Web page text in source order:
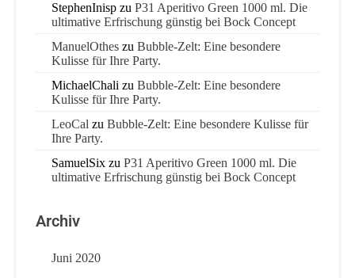
StephenInisp zu P31 Aperitivo Green 1000 ml. Die
ultimative Erfrischung günstig bei Bock Concept
ManuelOthes zu Bubble-Zelt: Eine besondere
Kulisse für Ihre Party.
MichaelChali zu Bubble-Zelt: Eine besondere
Kulisse für Ihre Party.
LeoCal zu Bubble-Zelt: Eine besondere Kulisse für
Ihre Party.
SamuelSix zu P31 Aperitivo Green 1000 ml. Die
ultimative Erfrischung günstig bei Bock Concept
Archiv
Juni 2020